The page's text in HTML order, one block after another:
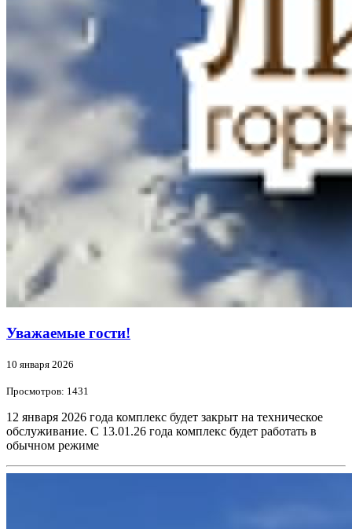
Уважаемые гости!
10 января 2026
Просмотров: 1431
12 января 2026 года комплекс будет закрыт на техническое
обслуживание. С 13.01.26 года комплекс будет работать в
обычном режиме